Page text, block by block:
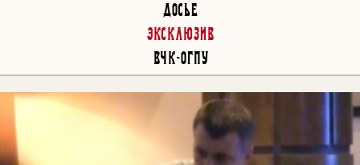
Досье
Эксклюзив
ВЧК-ОГПУ